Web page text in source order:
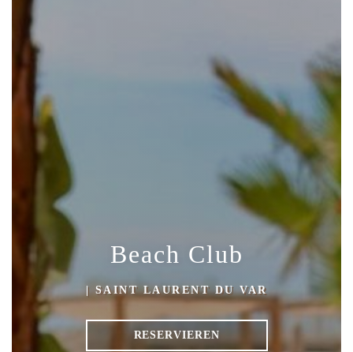
Beach Club
| SAINT LAURENT DU VAR
RESERVIEREN